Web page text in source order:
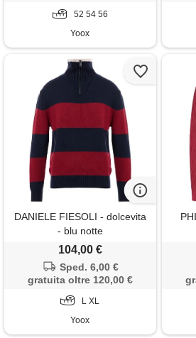
52 54 56
Yoox
DANIELE FIESOLI - dolcevita
- blu notte
104,00 €
Sped. 6,00 €
gratuita oltre 120,00 €
L XL
Yoox